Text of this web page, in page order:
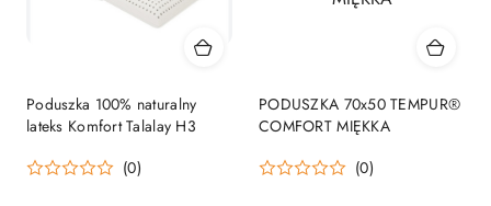
Poduszka 100% naturalny
lateks Komfort Talalay H3
(0)
PODUSZKA 70x50 TEMPUR®
COMFORT MIĘKKA
(0)